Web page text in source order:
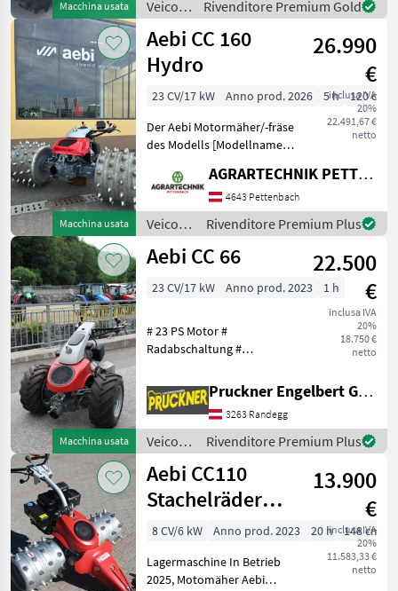
Macchina usata
inclusa - Con s
Veicoli
agricoli
a
motore
/ Rapid
Rivenditore Premium Gold
Macchina usata
Aebi CC 160
Hydro
26.990
€
inclusa IVA
20%
22.491,67 €
netto
23 CV/17 kW Anno prod. 2026 5 h
120 cm
Der Aebi Motormäher/-fräse
des Modells [Modellname]
leistungsstarker Helfer für
anspruchsvolle
landwirtschaftliche und
gärtnerische Arbeiten
AGRARTECHNIK PETTENBACH GMBH
4643 Pettenbach
Veicoli
agricoli
a
/ Aebi
Rivenditore Premium Plus
Macchina usata
Aebi CC 66
22.500
€
inclusa IVA
20%
18.750 €
netto
23 CV/17 kW Anno prod. 2023 1 h
# 23 PS Motor #
Radabschaltung #
Regelung # 3 elektr.
wählbare
Geschwindigkeitsstufen #
Bereifung 23x10.50-12 Terra
# Neumaschine + Zubehö
Pruckner Engelbert GmbH
3263 Randegg
Veicoli
agricoli
a
motore
/ Aebi
Rivenditore Premium Plus
Aebi CC110
Stachelräder
Hydro
Kommunalbalken
1,48
13.900
€
inclusa IVA
20%
11.583,33 €
netto
8 CV/6 kW Anno prod. 2023 20 h
148 cm
Lagermaschine In Betrieb
2025, Motomäher Aebi